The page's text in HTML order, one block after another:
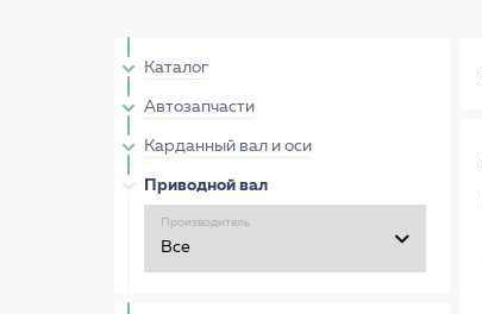
Каталог
Автозапчасти
Карданный вал и оси
Приводной вал
Производитель